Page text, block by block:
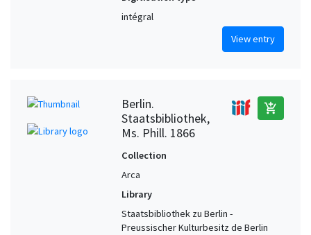
intégral
View entry
Berlin.
Staatsbibliothek,
Ms. Phill. 1866
add_shopping_cart
Collection
Arca
Library
Staatsbibliothek zu Berlin -
Preussischer Kulturbesitz de Berlin